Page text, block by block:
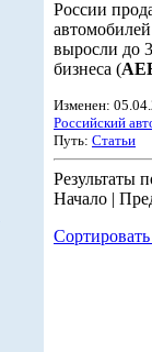
России
выросли до
бизнеса (
Изменен:
Российский
Путь: Статьи
Результаты
Начало |